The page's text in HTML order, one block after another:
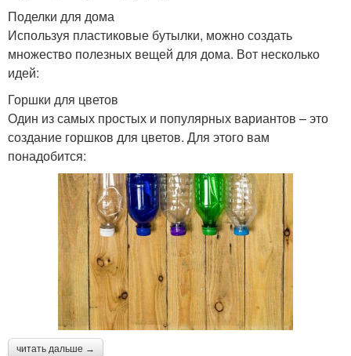
Поделки для дома
Используя пластиковые бутылки, можно создать
множество полезных вещей для дома. Вот несколько
идей:
Горшки для цветов
Один из самых простых и популярных вариантов – это
создание горшков для цветов. Для этого вам
понадобится:
читать дальше →